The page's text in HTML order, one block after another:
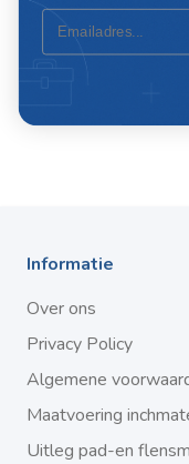
Informatie
Over ons
Privacy Policy
Algemene
Maatvoering
Uitleg pad-en
Email